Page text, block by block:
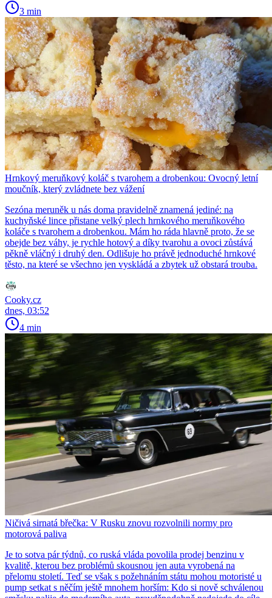
3 min
Hrnkový meruňkový koláč s tvarohem a drobenkou: Ovocný letní
moučník, který zvládnete bez vážení
Sezóna meruněk u nás doma pravidelně znamená jediné: na
kuchyňské lince přistane velký plech hrnkového meruňkového
koláče s tvarohem a drobenkou. Mám ho ráda hlavně proto, že se
obejde bez váhy, je rychle hotový a díky tvarohu a ovoci zůstává
pěkně vláčný i druhý den. Odlišuje ho právě jednoduché hrnkové
těsto, na které se všechno jen vyskládá a zbytek už obstará trouba.
Cooky.cz
dnes, 03:52
4 min
Ničivá sirnatá břečka: V Rusku znovu rozvolnili normy pro
motorová paliva
Je to sotva pár týdnů, co ruská vláda povolila prodej benzinu v
kvalitě, kterou bez problémů skousnou jen auta vyrobená na
přelomu století. Teď se však s požehnáním státu mohou motoristé u
pump setkat s něčím ještě mnohem horším: Kdo si nově schválenou